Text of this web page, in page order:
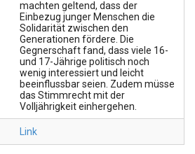
machten geltend, dass der
Einbezug junger Menschen die
Solidarität zwischen den
Generationen fördere. Die
Gegnerschaft fand, dass viele 16-
und 17-Jährige politisch noch
wenig interessiert und leicht
beeinflussbar seien. Zudem müsse
das Stimmrecht mit der
Volljährigkeit einhergehen.
Link